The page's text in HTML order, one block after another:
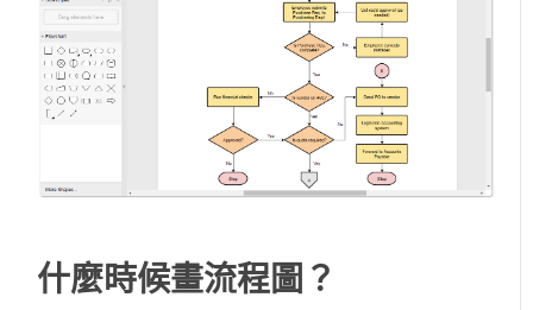
什麼時候畫流程圖？